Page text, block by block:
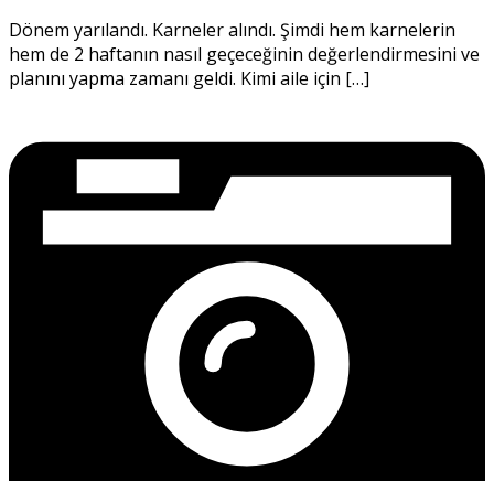
Dönem yarılandı. Karneler alındı. Şimdi hem karnelerin
hem de 2 haftanın nasıl geçeceğinin değerlendirmesini ve
planını yapma zamanı geldi. Kimi aile için […]